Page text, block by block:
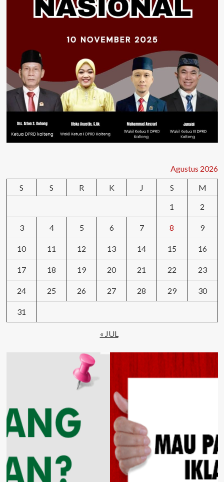
Agustus 2026
S
S R K J S
M
1
2
3 4 5 6 7 8 9
10 11 12 13 14 15 16
17 18 19 20 21 22 23
24 25 26 27 28 29 30
31
« JUL